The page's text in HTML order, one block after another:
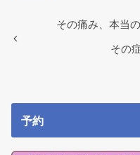
その痛み、本当
その
予約